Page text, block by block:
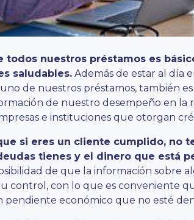
todos nuestros préstamos es
saludables. Además de estar al día
de nuestros préstamos, también
de nuestro desempeño en la
e instituciones que otorgan
si eres un cliente cumplido, no
tienes y el dinero que está
de que la información sobre
control, con lo que es conveniente
pendiente económico que no esté